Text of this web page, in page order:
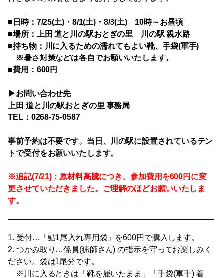
■日時：7/25(土)・8/1(土)・8/8(土) 10時～お昼頃
■場所：上田 道と川の駅おとぎの里 川の駅 親水路
■持ち物：川に入るための濡れてもよい靴、手袋(軍手)
※暑さ対策などは各自でお願いいたします。
■費用：600円
▶お問い合わせ先
上田 道と川の駅おとぎの里 事務局
TEL：0268-75-0587
事前予約は不要です。当日、川の駅に設置されているテン
トで受付をお願いいたします。
※追記(7/21)：原材料高騰につき、参加費用を600円に変
更させていただきました。ご理解のほどお願いいたしま
す。
1. 受付…「鮎1尾入れ専用袋」を600円で購入します。
2. つかみ取り…係員(猟師さん) の指示を守ってお楽しみく
ださい。袋は1尾分です。
※川に入るときは「靴を履いたまま」「手袋(軍手) 着